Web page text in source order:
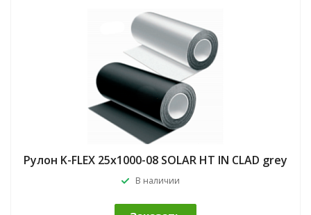
Рулон K-FLEX 25x1000-08 SOLAR HT IN CLAD grey
В наличии